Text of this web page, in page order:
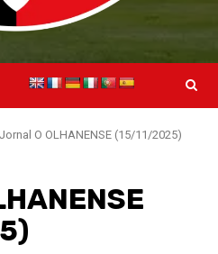
Jornal O OLHANENSE (15/11/2025)